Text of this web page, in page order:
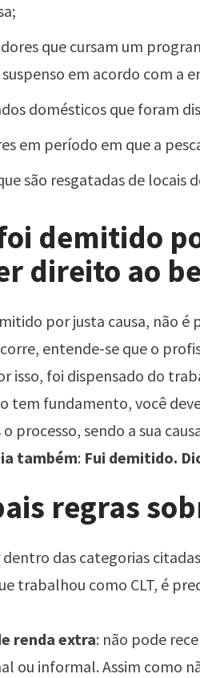
que cursam um
em acordo com a
domésticos que foram
em período em que a
são resgatadas de
demitido
direito ao
por justa causa, não
entende-se que o
isso, foi dispensado do
tem fundamento, você
o processo, sendo a sua
também: Fui demitido.
regras
das categorias
trabalhou como CLT, é
renda extra: não pode
ou informal. Assim como